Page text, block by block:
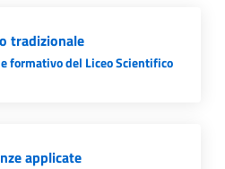
tradizionale
formativo del Liceo Scientifico
applicate